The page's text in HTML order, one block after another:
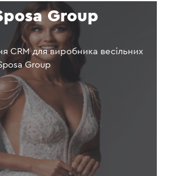
Group
CRM для виробника весільних
Group